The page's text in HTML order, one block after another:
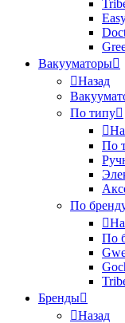
Вакууматоры
Назад
По типу
По
По
По
Бренды
Назад